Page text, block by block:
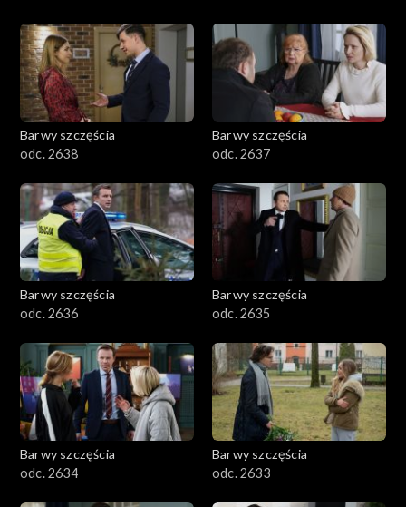
Barwy szczęścia
odc. 2638
Barwy szczęścia
odc. 2637
Barwy szczęścia
odc. 2636
Barwy szczęścia
odc. 2635
Barwy szczęścia
odc. 2634
Barwy szczęścia
odc. 2633